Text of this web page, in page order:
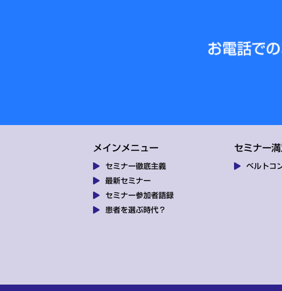
メインメニュー
セミナー徹底主義
最新セミナー
セミナー参加者語録
患者を選ぶ時代？
セミナー
ベルトコ